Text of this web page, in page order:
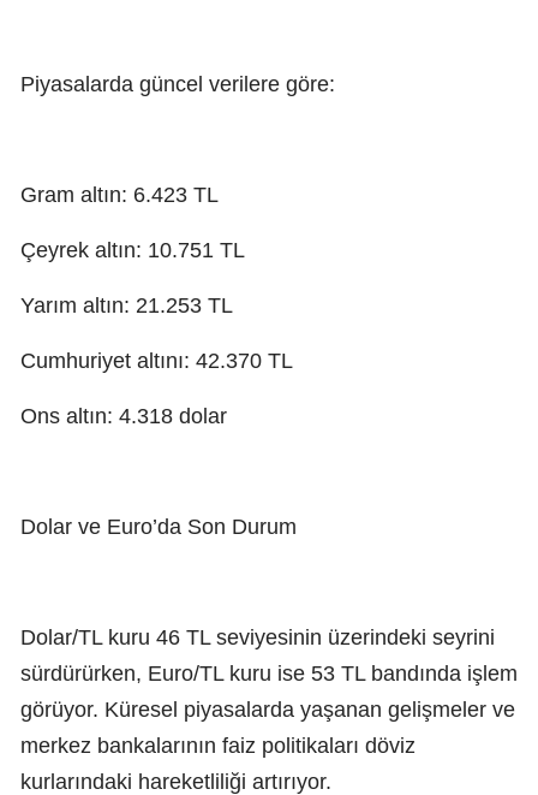
Piyasalarda güncel verilere göre:
Gram altın: 6.423 TL
Çeyrek altın: 10.751 TL
Yarım altın: 21.253 TL
Cumhuriyet altını: 42.370 TL
Ons altın: 4.318 dolar
Dolar ve Euro’da Son Durum
Dolar/TL kuru 46 TL seviyesinin üzerindeki seyrini
sürdürürken, Euro/TL kuru ise 53 TL bandında işlem
görüyor. Küresel piyasalarda yaşanan gelişmeler ve
merkez bankalarının faiz politikaları döviz
kurlarındaki hareketliliği artırıyor.